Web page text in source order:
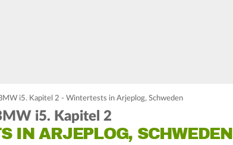
BMW i5. Kapitel 2 - Wintertests in Arjeplog, Schweden
i5. Kapitel 2
IN ARJEPLOG, SCHWEDEN